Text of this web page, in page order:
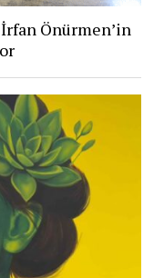
Önürmen’in